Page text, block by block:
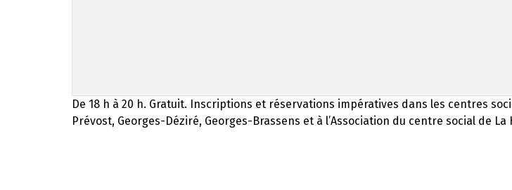
De 18 h à 20 h. Gratuit. Inscriptions et réservations impératives dans les centres
Prévost, Georges-Déziré, Georges-Brassens et à l’Association du centre social de La